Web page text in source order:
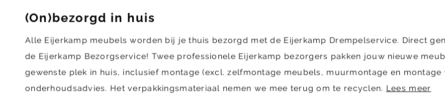
(On)bezorgd in huis
Alle Eijerkamp meubels worden bij je thuis bezorgd met de Eijerkamp Drempelservice. Direct
de Eijerkamp Bezorgservice! Twee professionele Eijerkamp bezorgers pakken jouw nieuwe
gewenste plek in huis, inclusief montage (excl. zelfmontage meubels, muurmontage en
onderhoudsadvies. Het verpakkingsmateriaal nemen we mee terug om te recyclen. Lees meer